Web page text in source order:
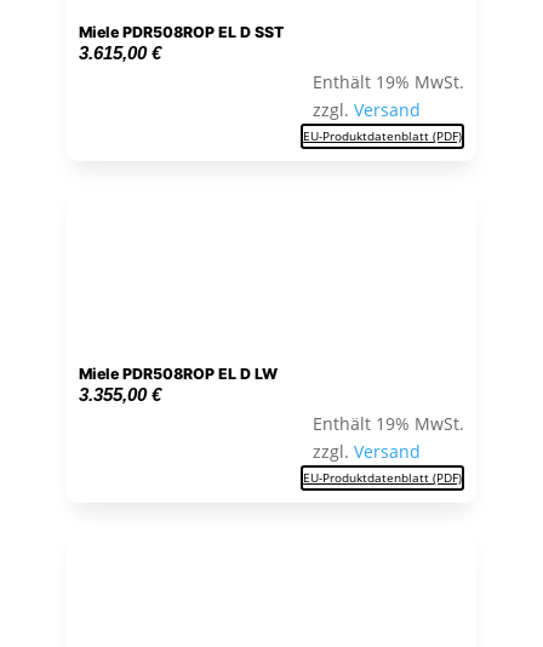
Miele PDR508ROP EL D SST
3.615,00€
Enthält 19% MwSt.
zzgl.Versand
EU-Produktdatenblatt (PDF)
Miele PDR508ROP EL D LW
3.355,00€
Enthält 19% MwSt.
zzgl.Versand
EU-Produktdatenblatt (PDF)